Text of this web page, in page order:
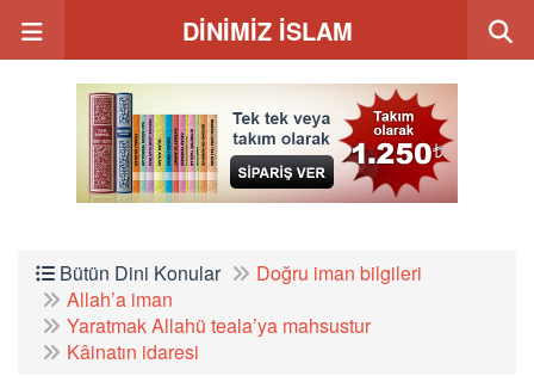
DİNİMİZ İSLAM
Bütün Dini Konular
Doğru iman bilgileri
Allah’a iman
Yaratmak Allahü teala’ya mahsustur
Kâinatın idaresi